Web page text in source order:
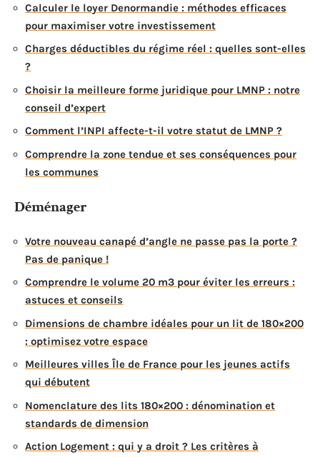
Calculer le loyer Denormandie : méthodes efficaces
pour maximiser votre investissement
Charges déductibles du régime réel : quelles sont-elles
?
Choisir la meilleure forme juridique pour LMNP : notre
conseil d’expert
Comment l’INPI affecte-t-il votre statut de LMNP ?
Comprendre la zone tendue et ses conséquences pour
les communes
Déménager
Votre nouveau canapé d’angle ne passe pas la porte ?
Pas de panique !
Comprendre le volume 20 m3 pour éviter les erreurs :
astuces et conseils
Dimensions de chambre idéales pour un lit de 180×200
: optimisez votre espace
Meilleures villes Île de France pour les jeunes actifs
qui débutent
Nomenclature des lits 180×200 : dénomination et
standards de dimension
Action Logement : qui y a droit ? Les critères à